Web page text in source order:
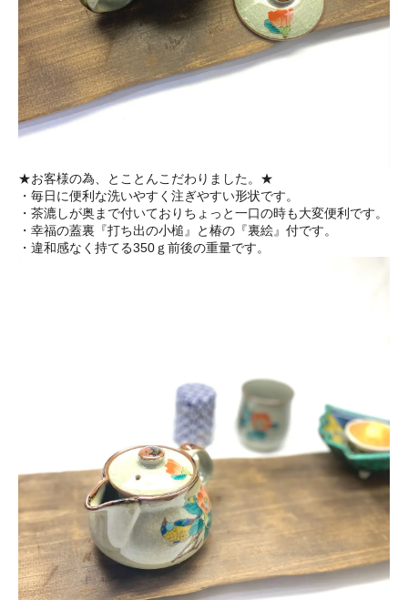
★お客様の為、とことんこだわりました。★
・毎日に便利な洗いやすく注ぎやすい形状です。
・茶漉しが奥まで付いておりちょっと一口の時も大変便利です。
・幸福の蓋裏『打ち出の小槌』と椿の『裏絵』付です。
・違和感なく持てる350ｇ前後の重量です。